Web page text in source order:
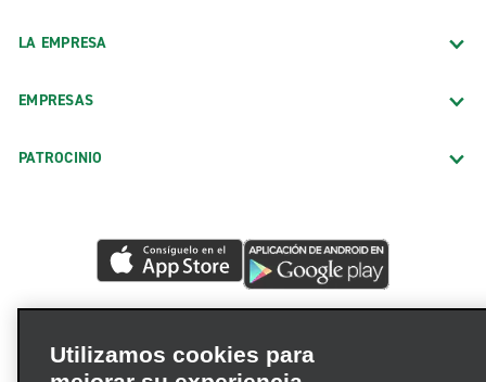
LA EMPRESA
EMPRESAS
PATROCINIO
Utilizamos cookies para